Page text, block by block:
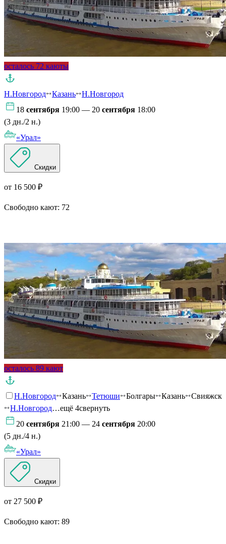
осталось 72 каюты
Н.Новгород Казань
Н.Новгород
18 сентября 19:00 — 20 сентября 18:00
(3 дн./2 н.)
«Урал»
Скидки
от 16 500 ₽
Свободно кают: 72
осталось 89 кают
Н.Новгород Казань Тетюши Болгары Казань
Свияжск
Н.Новгород…ещё 4свернуть
20 сентября 21:00 — 24 сентября 20:00
(5 дн./4 н.)
«Урал»
Скидки
от 27 500 ₽
Свободно кают: 89